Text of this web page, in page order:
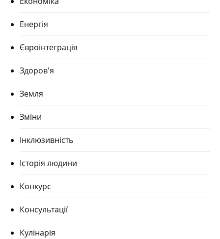
Енергія
Євроінтеграція
Здоров'я
Земля
Зміни
Інклюзивність
Історія людини
Конкурс
Консультації
Кулінарія